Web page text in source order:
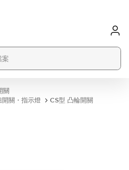
關
關・指示燈
CS型 凸輪開關